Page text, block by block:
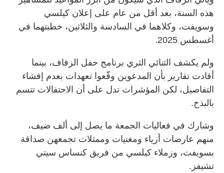
هذه السنة، بعد أقل من عام على إعلان كيلسي
وسويفت، وكلاهما في السادسة والثلاثين، خطبتهما في
أغسطس 2025.
ولم يكشف الثنائي الثري برنامج حفل الزفاف، بينما
أفادت تقارير بأن المدعوين وقّعوا تعهدات بعدم إفشاء
التفاصيل، لكن المؤشرات تدل على أن الاحتفالات تتسم
بالبذخ.
وشارك في فعاليات الجمعة ما يصل إلى ألف ضيف،
منهم عارضات أزياء ومغنيات وممثلات تجمعهن صداقة
بسويفت، وزملاء كيلسي من فريق كنساس سيتي
تشيفز.